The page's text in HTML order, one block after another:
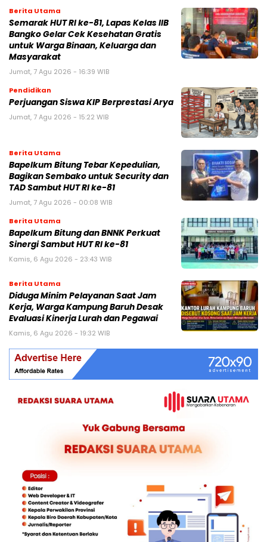
Berita Utama
Semarak HUT RI ke-81, Lapas Kelas IIB
Bangko Gelar Cek Kesehatan Gratis
untuk Warga Binaan, Keluarga dan
Masyarakat
Jumat, 7 Agu 2026 - 16:39 WIB
Pendidikan
Perjuangan Siswa KIP Berprestasi Arya
Jumat, 7 Agu 2026 - 15:22 WIB
Berita Utama
Bapelkum Bitung Tebar Kepedulian,
Bagikan Sembako untuk Security dan
TAD Sambut HUT RI ke-81
Jumat, 7 Agu 2026 - 00:08 WIB
Berita Utama
Bapelkum Bitung dan BNNK Perkuat
Sinergi Sambut HUT RI ke-81
Kamis, 6 Agu 2026 - 23:43 WIB
Berita Utama
Diduga Minim Pelayanan Saat Jam
Kerja, Warga Kampung Baruh Desak
Evaluasi Kinerja Lurah dan Pegawai
Kamis, 6 Agu 2026 - 19:32 WIB